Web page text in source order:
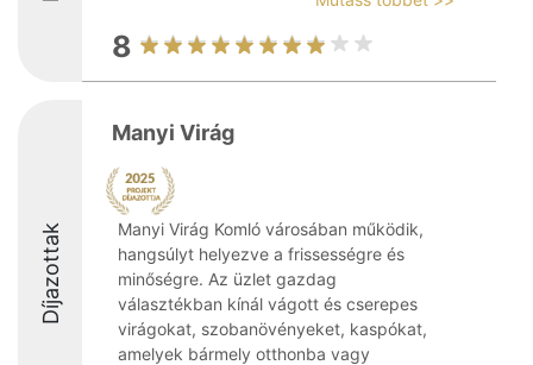
8
Díjazottak
Manyi Virág
Manyi Virág Komló városában működik,
hangsúlyt helyezve a frissességre és
minőségre. Az üzlet gazdag
választékban kínál vágott és cserepes
virágokat, szobanövényeket, kaspókat,
amelyek bármely otthonba vagy